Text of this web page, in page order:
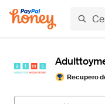
Recupero